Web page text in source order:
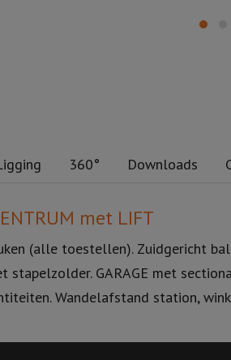
360° Downloads
met LIFT
(alle toestellen). Zuidgericht
GARAGE met
Wandelafstand station,